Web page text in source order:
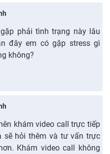
phải tình trạng này lâu
đây em có gặp stress gì
không?
khám video call trực tiếp
sẽ hỏi thêm và tư vấn trực
Khám video call không